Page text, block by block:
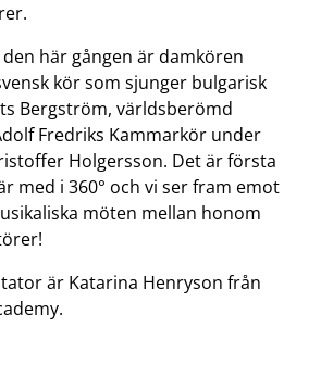
här gången är damkören
kör som sjunger bulgarisk
Bergström, världsberömd
Fredriks Kammarkör under
Holgersson. Det är första
med i 360° och vi ser fram emot
möten mellan honom
är Katarina Henryson från